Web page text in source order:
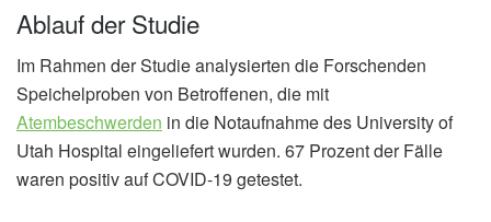
Ablauf der Studie
Im Rahmen der Studie analysierten die Forschenden
Speichelproben von Betroffenen, die mit
Atembeschwerden in die Notaufnahme des University of
Utah Hospital eingeliefert wurden. 67 Prozent der Fälle
waren positiv auf COVID-19 getestet.